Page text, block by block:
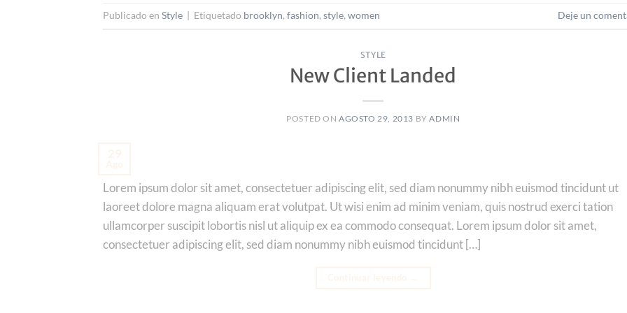
Publicado en Style Etiquetado brooklyn,fashion,style,women Deje un
STYLE
New Client Landed
POSTED ONAGOSTO 29, 2013 BYADMIN
Lorem ipsum dolor sit amet, consectetuer adipiscing elit, sed diam nonummy nibh euismod tincidunt ut
laoreet dolore magna aliquam erat volutpat. Ut wisi enim ad minim veniam, quis nostrud exerci tation
ullamcorper suscipit lobortis nisl ut aliquip ex ea commodo consequat. Lorem ipsum dolor sit amet,
consectetuer adipiscing elit, sed diam nonummy nibh euismod tincidunt […]